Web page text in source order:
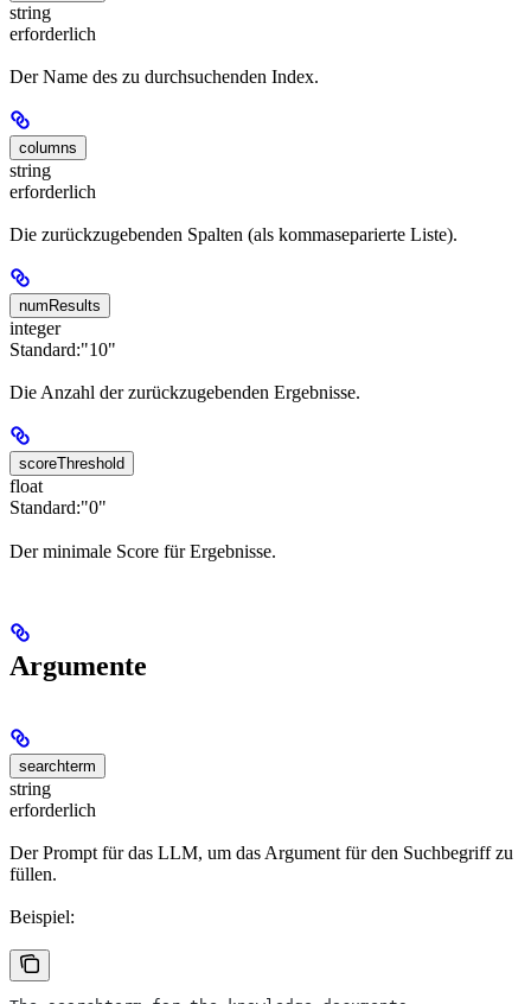
string
erforderlich
Der Name des zu durchsuchenden Index.
columns
string
erforderlich
Die zurückzugebenden Spalten (als kommaseparierte Liste).
numResults
integer
Standard:"10"
Die Anzahl der zurückzugebenden Ergebnisse.
scoreThreshold
float
Standard:"0"
Der minimale Score für Ergebnisse.
Argumente
searchterm
string
erforderlich
Der Prompt für das LLM, um das Argument für den Suchbegriff zu
füllen.
Beispiel: